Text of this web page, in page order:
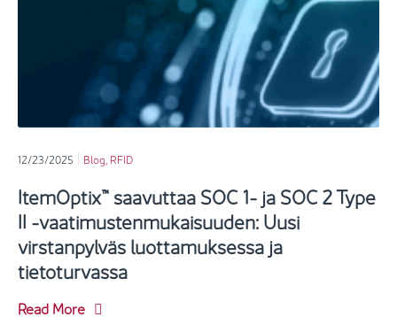
12/23/2025 Blog RFID
ItemOptix™ saavuttaa SOC 1- ja SOC 2 Type
II -vaatimustenmukaisuuden: Uusi
virstanpylväs luottamuksessa ja
tietoturvassa
Read More